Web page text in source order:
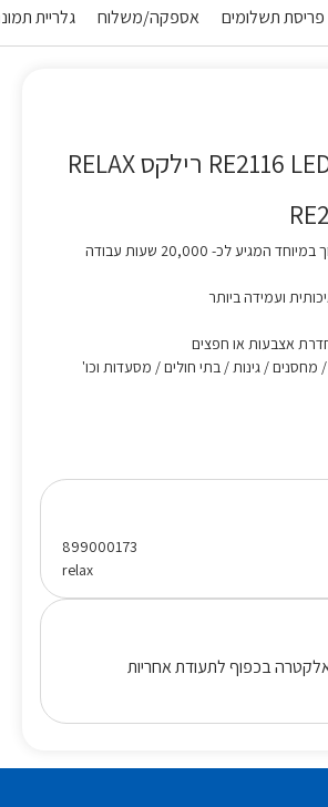
פריסת תשלומים אספקה/משלוח גלריית
לכ- 20,000 שעות עבודה
ועמידה ביותר
אצבעות או חפצים
/ גינות / בתי חולים / מסעדות וכו'
899000173
relax
בכפוף לתעודת אחריות